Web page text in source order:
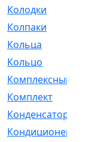
Колодки
Колпаки
Кольца
Кольцо
Комплексный
Комплект
Конденсатор
Кондиционер